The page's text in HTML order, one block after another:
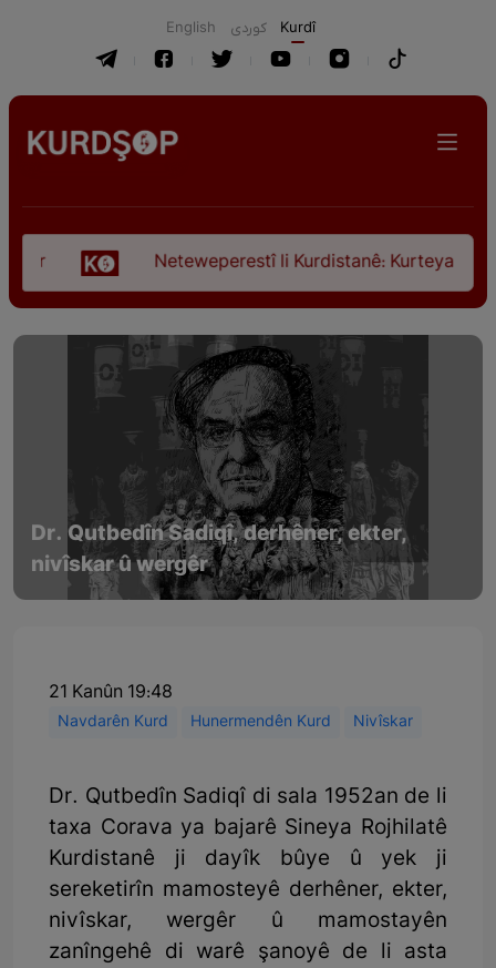
English كوردی Kurdî
Neteweperestî li Kurdistanê: Kurteya
Dr. Qutbedîn Sadiqî, derhêner, ekter,
nivîskar û wergêr
21 Kanûn 19:48
Navdarên Kurd Hunermendên Kurd Nivîskar
Dr. Qutbedîn Sadiqî di sala 1952an de li
taxa Corava ya bajarê Sineya Rojhilatê
Kurdistanê ji dayîk bûye û yek ji
sereketirîn mamosteyê derhêner, ekter,
nivîskar, wergêr û mamostayên
zanîngehê di warê şanoyê de li asta